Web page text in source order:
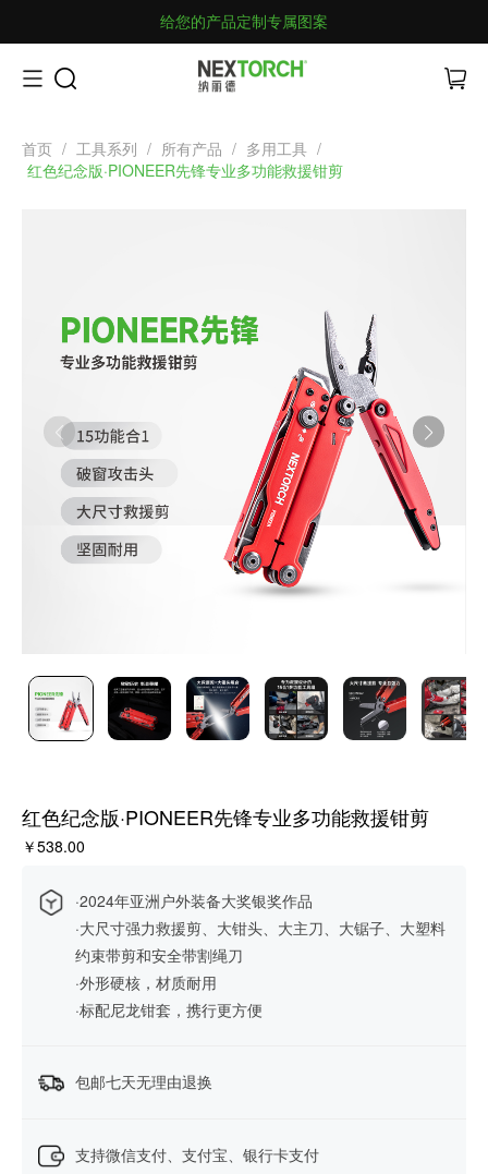
给您的产品定制专属图案
首页 / 工具系列 / 所有产品 / 多用工具 /
红色纪念版·PIONEER先锋专业多功能救援钳剪
红色纪念版·PIONEER先锋专业多功能救援钳剪
￥538.00
·2024年亚洲户外装备大奖银奖作品
·大尺寸强力救援剪、大钳头、大主刀、大锯子、大塑料
约束带剪和安全带割绳刀
·外形硬核，材质耐用
·标配尼龙钳套，携行更方便
包邮七天无理由退换
支持微信支付、支付宝、银行卡支付